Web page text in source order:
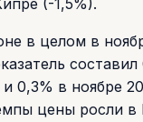
(-1,5%).
в целом в
0,3% в ноябре
цены росли